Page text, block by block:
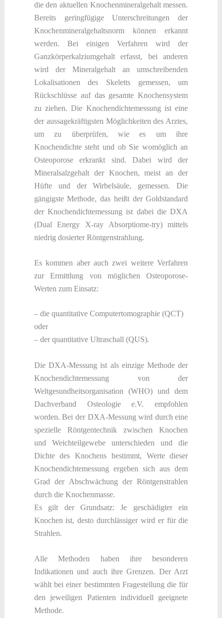
die den aktuellen Knochenmineralgehalt messen.
Bereits geringfügige Unterschreitungen der
Knochenmineralgehaltsnorm können erkannt
werden. Bei einigen Verfahren wird der
Ganzkörperkalziumgehalt erfasst, bei anderen
wird der Mineralgehalt an umschreibenden
Lokalisationen des Skeletts gemessen, um
Rückschlüsse auf das gesamte Knochensystem
zu ziehen. Die Knochendichtemessung ist eine
der aussagekräftigsten Möglichkeiten des Arztes,
um zu überprüfen, wie es um ihre
Knochendichte steht und ob Sie womöglich an
Osteoporose erkrankt sind. Dabei wird der
Mineralsalzgehalt der Knochen, meist an der
Hüfte und der Wirbelsäule, gemessen. Die
gängigste Methode, das heißt der Goldstandard
der Knochendichtemessung ist dabei die DXA
(Dual Energy X-ray Absorptiome-try) mittels
niedrig dosierter Röntgenstrahlung.
Es kommen aber auch zwei weitere Verfahren
zur Ermittlung von möglichen Osteoporose-
Werten zum Einsatz:
– die quantitative Computertomographie (QCT)
oder
– der quantitative Ultraschall (QUS).
Die DXA-Messung ist als einzige Methode der
Knochendichtemessung von der
Weltgesundheitsorganisation (WHO) und dem
Dachverband Osteologie e.V. empfohlen
worden. Bei der DXA-Messung wird durch eine
spezielle Röntgentechnik zwischen Knochen
und Weichteilgewebe unterschieden und die
Dichte des Knochens bestimmt, Werte dieser
Knochendichtemessung ergeben sich aus dem
Grad der Abschwächung der Röntgenstrahlen
durch die Knochenmasse.
Es gilt der Grundsatz: Je geschädigter ein
Knochen ist, desto durchlässiger wird er für die
Strahlen.
Alle Methoden haben ihre besonderen
Indikationen und auch ihre Grenzen. Der Arzt
wählt bei einer bestimmten Fragestellung die für
den jeweiligen Patienten individuell geeignete
Methode.